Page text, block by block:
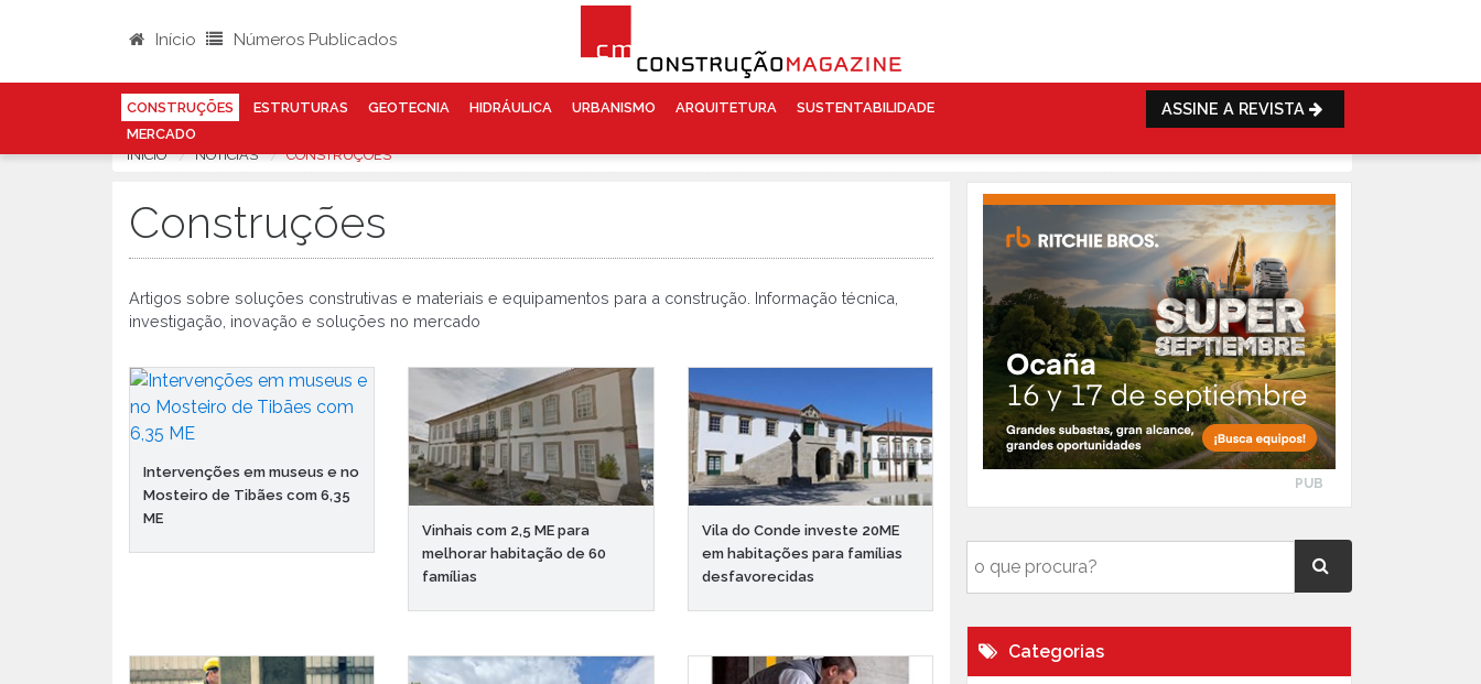
Início Números Publicados
CONSTRUÇÕES ESTRUTURAS GEOTECNIA HIDRÁULICA URBANISMO ARQUITETURA
SUSTENTABILIDADE
MERCADO
ASSINE A REVISTA
INÍCIO NOTÍCIAS CONSTRUÇÕES
Construções
Artigos sobre soluções construtivas e materiais e equipamentos para a construção. Informação técnica,
investigação, inovação e soluções no mercado
Intervenções em museus e no
Mosteiro de Tibães com 6,35
ME
Vinhais com 2,5 ME para
melhorar habitação de 60
famílias
Vila do Conde investe 20ME
em habitações para famílias
desfavorecidas
PUB
Categorias